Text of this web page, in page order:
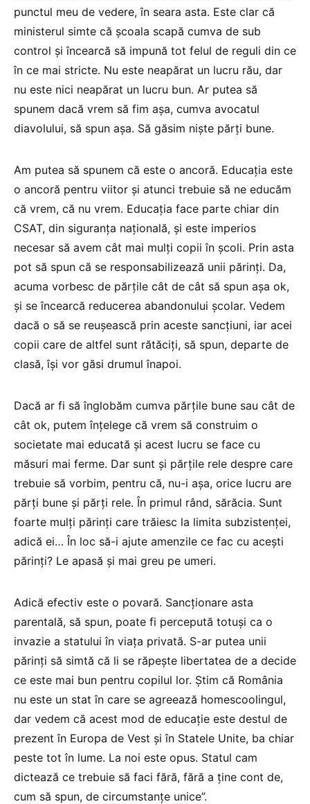
punctul meu de vedere, în seara asta. Este clar că
ministerul simte că școala scapă cumva de sub
control și încearcă să impună tot felul de reguli din ce
în ce mai stricte. Nu este neapărat un lucru rău, dar
nu este nici neapărat un lucru bun. Ar putea să
spunem dacă vrem să fim așa, cumva avocatul
diavolului, să spun așa. Să găsim niște părți bune.
Am putea să spunem că este o ancoră. Educația este
o ancoră pentru viitor și atunci trebuie să ne educăm
că vrem, că nu vrem. Educația face parte chiar din
CSAT, din siguranța națională, și este imperios
necesar să avem cât mai mulți copii în școli. Prin asta
pot să spun că se responsabilizează unii părinți. Da,
acuma vorbesc de părțile cât de cât să spun așa ok,
și se încearcă reducerea abandonului școlar. Vedem
dacă o să se reușească prin aceste sancțiuni, iar acei
copii care de altfel sunt rătăciți, să spun, departe de
clasă, își vor găsi drumul înapoi.
Dacă ar fi să înglobăm cumva părțile bune sau cât de
cât ok, putem înțelege că vrem să construim o
societate mai educată și acest lucru se face cu
măsuri mai ferme. Dar sunt și părțile rele despre care
trebuie să vorbim, pentru că, nu-i așa, orice lucru are
părți bune și părți rele. În primul rând, sărăcia. Sunt
foarte mulți părinți care trăiesc la limita subzistenței,
adică ei… În loc să-i ajute amenzile ce fac cu acești
părinți? Le apasă și mai greu pe umeri.
Adică efectiv este o povară. Sancționare asta
parentală, să spun, poate fi percepută totuși ca o
invazie a statului în viața privată. S-ar putea unii
părinți să simtă că li se răpește libertatea de a decide
ce este mai bun pentru copilul lor. Știm că România
nu este un stat în care se agreează homescoolingul,
dar vedem că acest mod de educație este destul de
prezent în Europa de Vest și în Statele Unite, ba chiar
peste tot în lume. La noi este opus. Statul cam
dictează ce trebuie să faci fără, fără a ține cont de,
cum să spun, de circumstanțe unice”.